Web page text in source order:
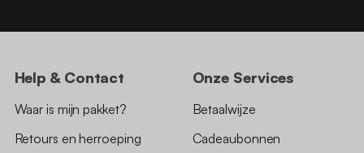
Help & Contact
Waar is mijn pakket?
Retours en herroeping
Onze Services
Betaalwijze
Cadeaubonnen